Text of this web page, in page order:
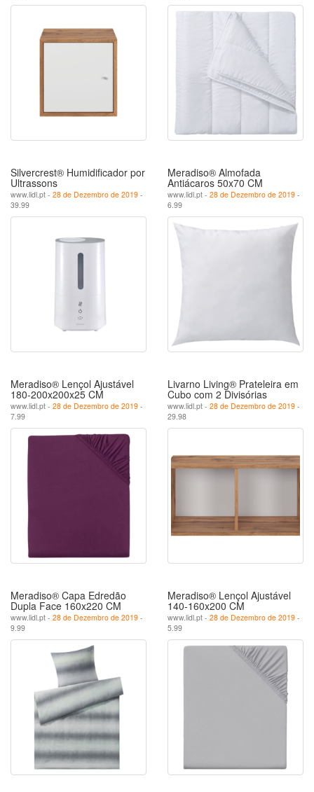
Silvercrest® Humidificador por
Ultrassons
www.lidl.pt - 28 de Dezembro de 2019 -
39.99
Meradiso® Almofada
Antiácaros 50x70 CM
www.lidl.pt - 28 de Dezembro de 2019 -
6.99
Meradiso® Lençol Ajustável
180-200x200x25 CM
www.lidl.pt - 28 de Dezembro de 2019 -
7.99
Livarno Living® Prateleira em
Cubo com 2 Divisórias
www.lidl.pt - 28 de Dezembro de 2019 -
29.98
Meradiso® Capa Edredão
Dupla Face 160x220 CM
www.lidl.pt - 28 de Dezembro de 2019 -
9.99
Meradiso® Lençol Ajustável
140-160x200 CM
www.lidl.pt - 28 de Dezembro de 2019 -
5.99